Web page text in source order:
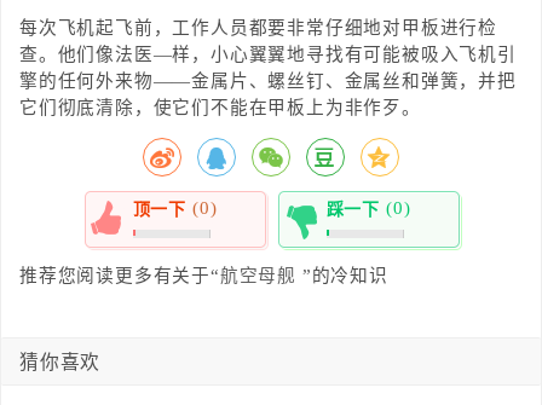
每次飞机起飞前，工作人员都要非常仔细地对甲板进行检
查。他们像法医—样，小心翼翼地寻找有可能被吸入飞机引
擎的任何外来物——金属片、螺丝钉、金属丝和弹簧，并把
它们彻底清除，使它们不能在甲板上为非作歹。
顶一下 (0)
0%
踩一下 (0)
0%
推荐您阅读更多有关于“航空母舰 ”的冷知识
猜你喜欢